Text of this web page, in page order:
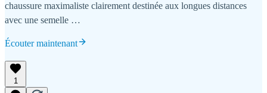
chaussure maximaliste clairement destinée aux longues distances
avec une semelle …
Écouter maintenant
1